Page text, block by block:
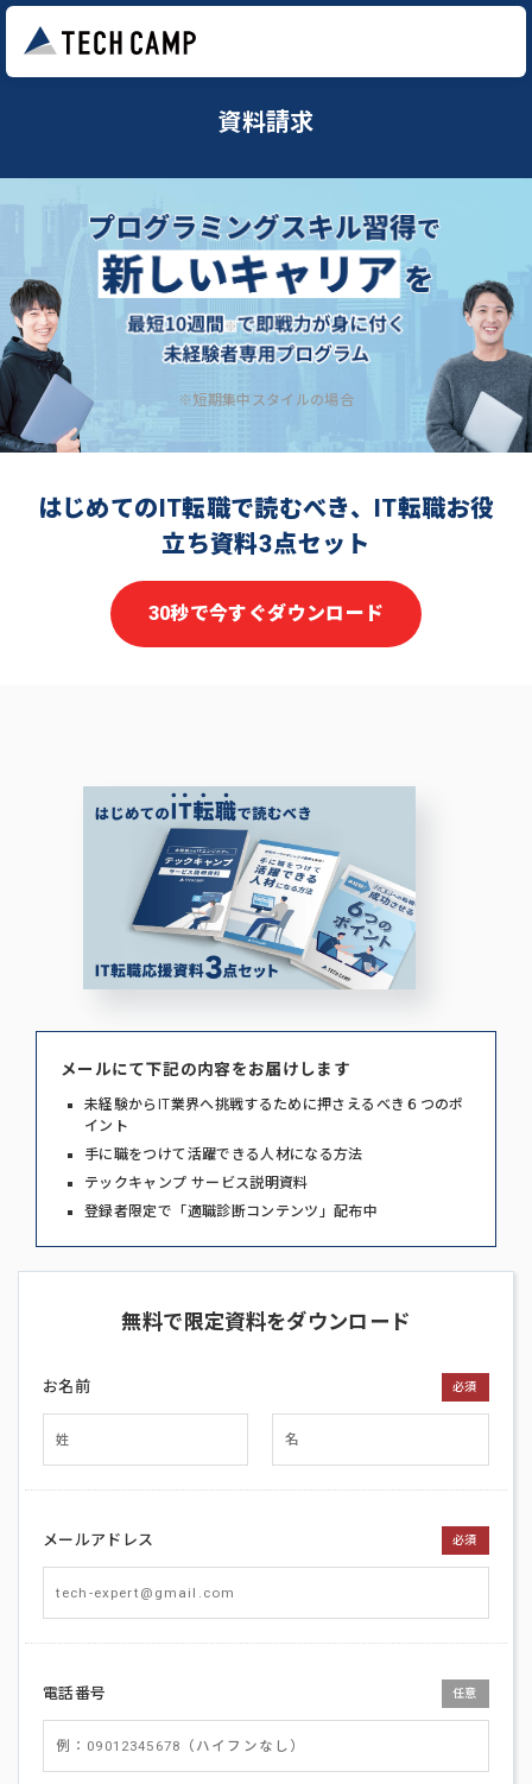
資料請求
※短期集中スタイルの場合
はじめてのIT転職で読むべき、IT転職お役
立ち資料3点セット
30秒で今すぐダウンロード
メールにて下記の内容をお届けします
未経験からIT業界へ挑戦するために押さえるべき６つのポ
イント
手に職をつけて活躍できる人材になる方法
テックキャンプ サービス説明資料
登録者限定で「適職診断コンテンツ」配布中
無料で限定資料をダウンロード
お名前 必須
メールアドレス 必須
電話番号 任意